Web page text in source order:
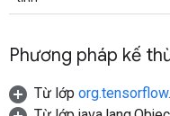
Phương pháp kế
Từ lớp